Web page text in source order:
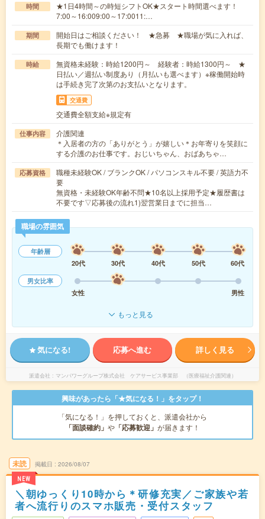
時間
★1日4時間～の時短シフトOK★スタート時間選べます！
7:00～16:009:00～17:0011:…
期間
開始日はご相談ください！ ★急募 ★職場が気に入れば、
長期でも働けます！
時給
無資格未経験：時給1200円～ 経験者：時給1300円～ ★
日払い／週払い制度あり（月払いも選べます）※稼働開始時
は手続き完了次第のお支払いとなります。
交通費
交通費全額支給※規定有
仕事内容
介護関連
＊入居者の方の「ありがとう」が嬉しい＊お年寄りを笑顔に
する介護のお仕事です。おじいちゃん、おばあちゃ…
応募資格
職種未経験OK / ブランクOK / パソコンスキル不要 / 英語力不
要
無資格・未経験OK年齢不問★10名以上採用予定★履歴書は
不要です▽応募後の流れ1)翌営業日までに担当…
職場の雰囲気
年齢層
20代
30代 40代 50代
60代
男女比率
女性
男性
もっと見る
気になる! 応募へ進む 詳しく見る
派遣会社 マンパワーグループ株式会社 ケアサービス事業部 （医療福祉介護関連）
興味があったら「★気になる！」をタップ！
「気になる！」を押しておくと、派遣会社から
「面談確約」 や 「応募歓迎」 が届きます！
未読
NEW
掲載日 2026/08/07
＼朝ゆっくり10時から＊研修充実／ご家族や若
者へ流行りのスマホ販売・受付スタッフ